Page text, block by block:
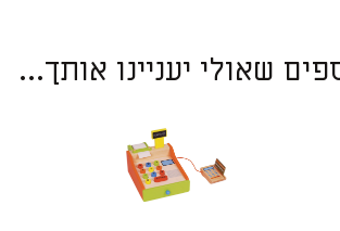
שאולי יעניינו אותך...